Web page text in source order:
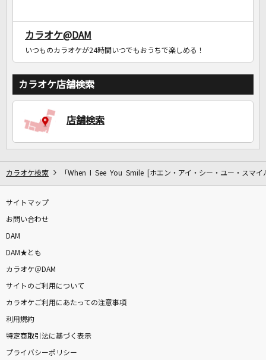
カラオケ@DAM
いつものカラオケが24時間いつでもおうちで楽しめる！
カラオケ店舗検索
店舗検索
カラオケ検索 「When I See You Smile [ホエン・アイ・シー・ユー・スマイ
サイトマップ
お問い合わせ
DAM
DAM★とも
カラオケ＠DAM
サイトのご利用について
カラオケご利用にあたっての注意事項
利用規約
特定商取引法に基づく表示
プライバシーポリシー